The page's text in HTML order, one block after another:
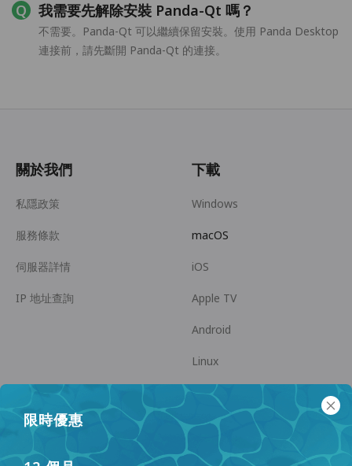
我需要先解除安裝 Panda-Qt 嗎？
不需要。Panda-Qt 可以繼續保留安裝。使用 Panda Desktop
連接前，請先斷開 Panda-Qt 的連接。
限時優惠
關於我們
私隱政策
服務條款
伺服器詳情
IP 地址查詢
下載
Windows
macOS
iOS
Apple TV
Android
Linux
Android TV
幫助中心
panda7x24@gmail.com
商務合作
成為推廣員